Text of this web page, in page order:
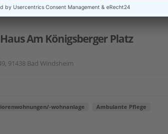
Am Königsberger Platz
91438 Bad Windsheim
wohnanlage Ambulante Pflege